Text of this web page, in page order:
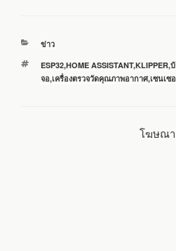
หมวด
ข่าว
ป้าย
กำกับ
ESP32,HOME ASSISTANT,KLIPPER,
จอ,เครื่องตรวจวัดคุณภาพอากาศ,เซนเซ
โฆษณา